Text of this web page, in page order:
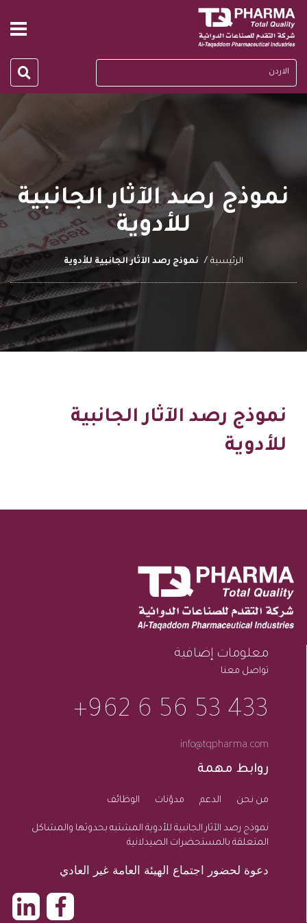
الاردن
نموذج رصد الآثار الجانبية
للأدوية
الرئيسية نموذج رصد الآثار الجانبية للأدوية
نموذج رصد الآثار الجانبية
للأدوية
معلومات إضافية
تواصل معنا
433 53 56 6 962+
info@tqpharma.com
روابط مهمة
من نحن الدعم مدوّنات الوظائف
نموذج رصد الآثار الجانبية للأدوية المشتبه بحدوثها والمشاكل
المتعلقة بالمستحضرات الصيدلانية
دعوة لحضور اجتماع الهيئة العامة غير العادي